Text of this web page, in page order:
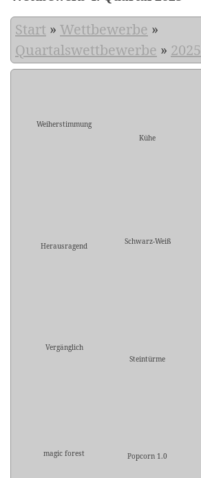
Start » Wettbewerbe »
Quartalswettbewerbe » 2025
Weiherstimmung
Kühe
Herausragend Schwarz-Weiß
Vergänglich
Steintürme
magic forest Popcorn 1.0